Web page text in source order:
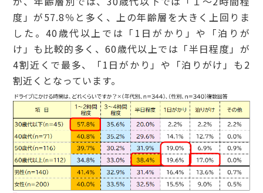
度」が57.8％と多く、上の年齢層を大きく上回りま
した。40歳代以上では「1日がかり」や「泊りが
け」も比較的多く、60歳代以上では「半日程度」が
4割近くで最多、「1日がかり」や「泊りがけ」も2
割近くとなっています。